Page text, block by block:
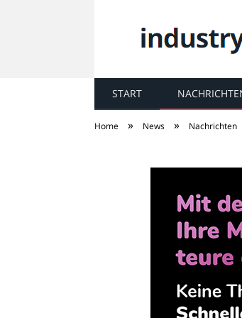
industry
START
Home » News » Nachrichten